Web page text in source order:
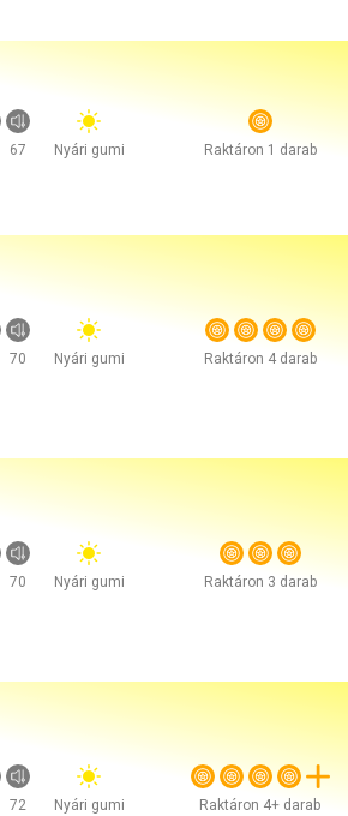
67 Nyári gumi Raktáron 1 darab
70 Nyári gumi Raktáron 4 darab
70 Nyári gumi Raktáron 3 darab
72 Nyári gumi Raktáron 4+ darab